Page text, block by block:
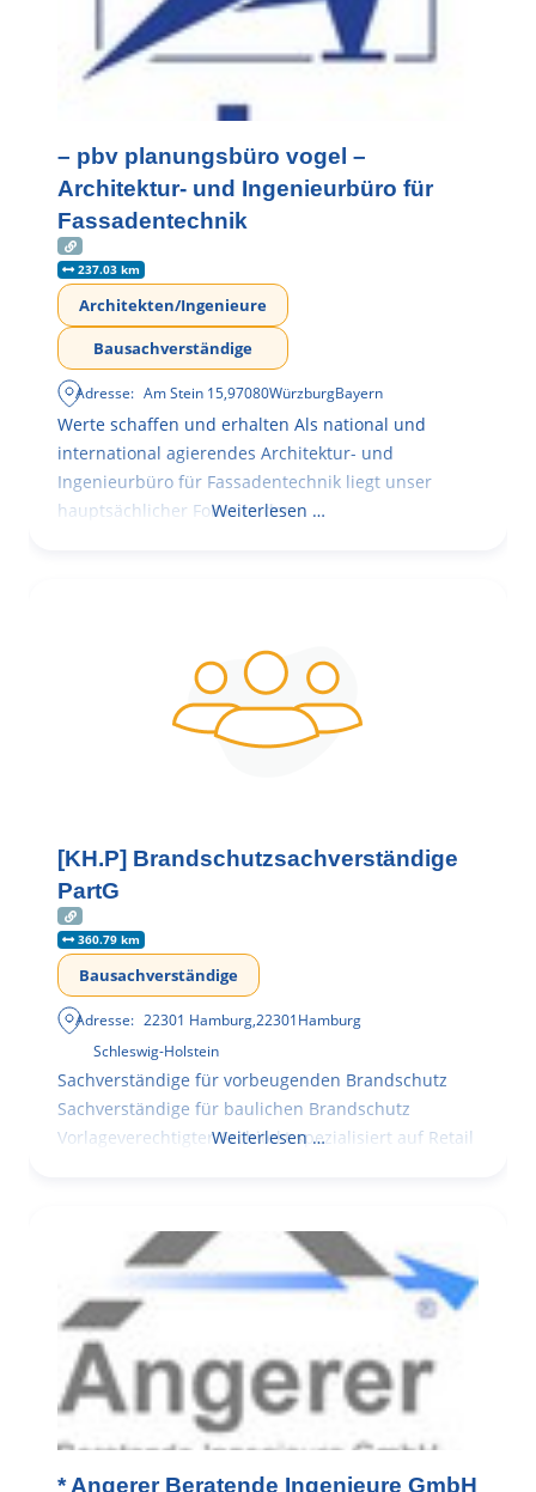
– pbv planungsbüro vogel –
Architektur- und Ingenieurbüro für
Fassadentechnik
237.03 km
Architekten/Ingenieure
Bausachverständige
Adresse: Am Stein 15,97080WürzburgBayern
Werte schaffen und erhalten Als national und
international agierendes Architektur- und
Ingenieurbüro für Fassadentechnik liegt unser
hauptsächlicher Fokus in der
Weiterlesen …
[KH.P] Brandschutzsachverständige
PartG
360.79 km
Bausachverständige
Adresse: 22301 Hamburg,22301Hamburg
Schleswig-Holstein
Sachverständige für vorbeugenden Brandschutz
Sachverständige für baulichen Brandschutz
Vorlageverechtigter Architekt spezialisiert auf Retail
Weiterlesen …
* Angerer Beratende Ingenieure GmbH